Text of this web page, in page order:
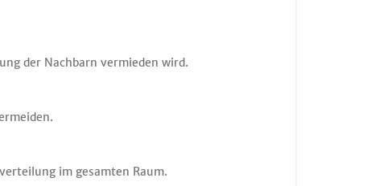
der Nachbarn vermieden wird.
im gesamten Raum.